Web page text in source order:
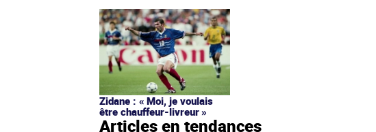
Zidane : « Moi, je voulais
être chauffeur-livreur »
Articles en tendances